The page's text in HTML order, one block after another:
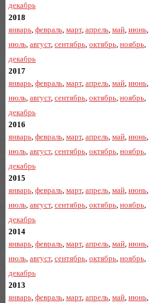
декабрь
2018
январь, февраль, март, апрель, май, июнь,
июль, август, сентябрь, октябрь, ноябрь,
декабрь
2017
январь, февраль, март, апрель, май, июнь,
июль, август, сентябрь, октябрь, ноябрь,
декабрь
2016
январь, февраль, март, апрель, май, июнь,
июль, август, сентябрь, октябрь, ноябрь,
декабрь
2015
январь, февраль, март, апрель, май, июнь,
июль, август, сентябрь, октябрь, ноябрь,
декабрь
2014
январь, февраль, март, апрель, май, июнь,
июль, август, сентябрь, октябрь, ноябрь,
декабрь
2013
январь, февраль, март, апрель, май, июнь,